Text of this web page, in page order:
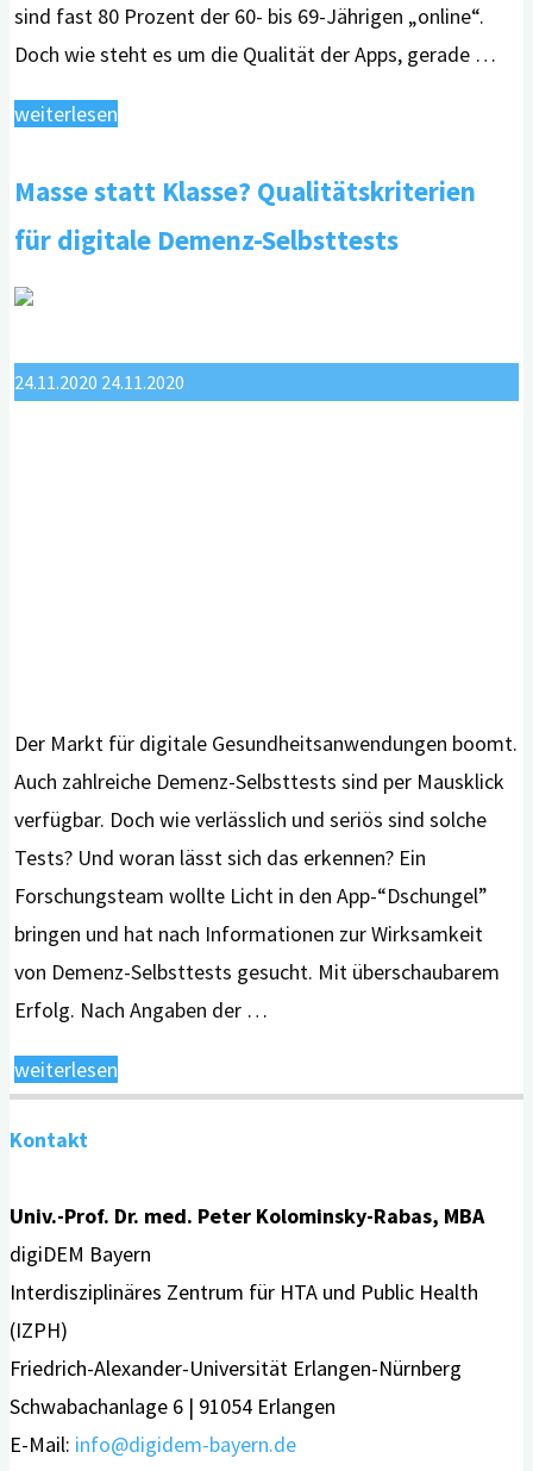
sind fast 80 Prozent der 60- bis 69-Jährigen „online“.
Doch wie steht es um die Qualität der Apps, gerade …
weiterlesen
aus
dem
von
Zugehörige"
Masse statt Klasse? Qualitätskriterien
für digitale Demenz-Selbsttests
24.11.2020 24.11.2020
Der Markt für digitale Gesundheitsanwendungen boomt.
Auch zahlreiche Demenz-Selbsttests sind per Mausklick
verfügbar. Doch wie verlässlich und seriös sind solche
Tests? Und woran lässt sich das erkennen? Ein
Forschungsteam wollte Licht in den App-“Dschungel”
bringen und hat nach Informationen zur Wirksamkeit
von Demenz-Selbsttests gesucht. Mit überschaubarem
Erfolg. Nach Angaben der …
weiterlesen
statt
für
digitale
Demenz-
Kontakt
Univ.-Prof. Dr. med. Peter Kolominsky-Rabas, MBA
digiDEM Bayern
Interdisziplinäres Zentrum für HTA und Public Health
(IZPH)
Friedrich-Alexander-Universität Erlangen-Nürnberg
Schwabachanlage 6 | 91054 Erlangen
E-Mail: info@digidem-bayern.de